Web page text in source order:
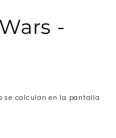
-
se calculan en la pantalla